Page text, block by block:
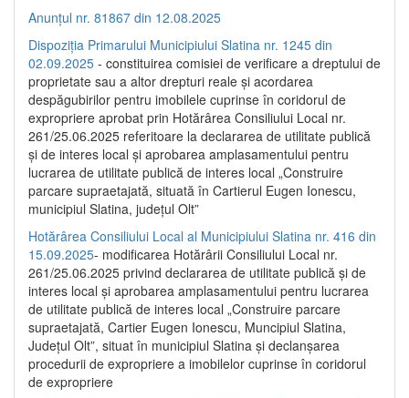
Anunțul nr. 81867 din 12.08.2025
Dispoziția Primarului Municipiului Slatina nr. 1245 din
02.09.2025 - constituirea comisiei de verificare a dreptului de
proprietate sau a altor drepturi reale și acordarea
despăgubirilor pentru imobilele cuprinse în coridorul de
expropriere aprobat prin Hotărârea Consiliului Local nr.
261/25.06.2025 referitoare la declararea de utilitate publică
și de interes local și aprobarea amplasamentului pentru
lucrarea de utilitate publică de interes local „Construire
parcare supraetajată, situată în Cartierul Eugen Ionescu,
municipiul Slatina, județul Olt”
Hotărârea Consiliului Local al Municipiului Slatina nr. 416 din
15.09.2025- modificarea Hotărârii Consiliului Local nr.
261/25.06.2025 privind declararea de utilitate publică și de
interes local și aprobarea amplasamentului pentru lucrarea
de utilitate publică de interes local „Construire parcare
supraetajată, Cartier Eugen Ionescu, Muncipiul Slatina,
Județul Olt”, situat în municipiul Slatina și declanșarea
procedurii de expropriere a imobilelor cuprinse în coridorul
de expropriere